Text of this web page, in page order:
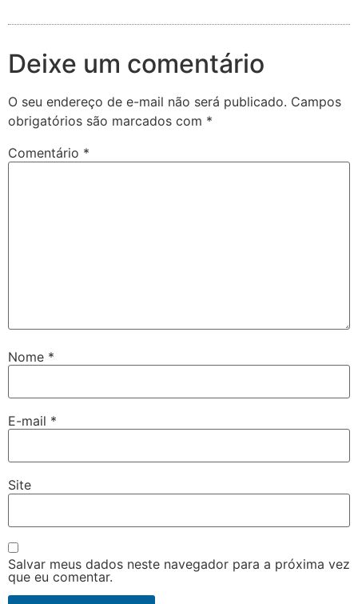
Deixe um comentário
O seu endereço de e-mail não será publicado. Campos
obrigatórios são marcados com *
Comentário *
Nome *
E-mail *
Site
Salvar meus dados neste navegador para a próxima vez
que eu comentar.